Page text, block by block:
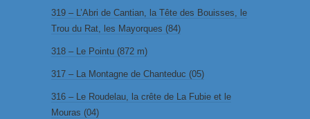
319 – L’Abri de Cantian, la Tête des Bouisses, le
Trou du Rat, les Mayorques (84)
318 – Le Pointu (872 m)
317 – La Montagne de Chanteduc (05)
316 – Le Roudelau, la crête de La Fubie et le
Mouras (04)